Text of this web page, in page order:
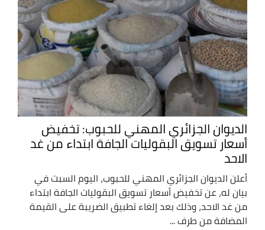
الديوان الجزائري المهني للحبوب: تخفيض
أسعار تسويق البقوليات الجافة ابتداء من غد
الاحد
أعلن الديوان الجزائري المهني للحبوب، اليوم السبت في
بيان له، عن تخفيض أسعار تسويق البقوليات الجافة ابتداء
من غد الاحد، وذلك بعد إلغاء تطبيق الضريبة على القيمة
المضافة من طرف ...